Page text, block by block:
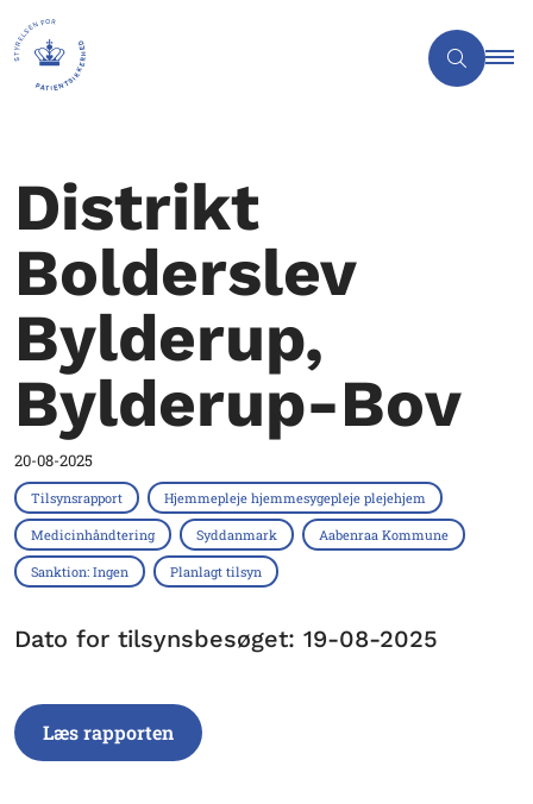
Distrikt
Bolderslev
Bylderup,
Bylderup-Bov
20-08-2025
Tilsynsrapport Hjemmepleje hjemmesygepleje plejehjem
Medicinhåndtering Syddanmark Aabenraa Kommune
Sanktion: Ingen Planlagt tilsyn
Dato for tilsynsbesøget: 19-08-2025
Læs rapporten